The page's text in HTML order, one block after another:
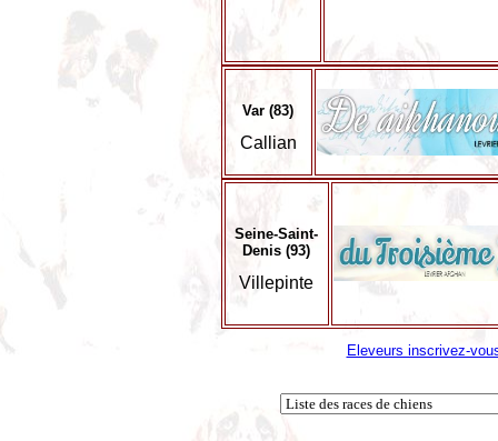
Var (83)
Callian
Seine-Saint-
Denis (93)
Villepinte
Eleveurs inscrivez-